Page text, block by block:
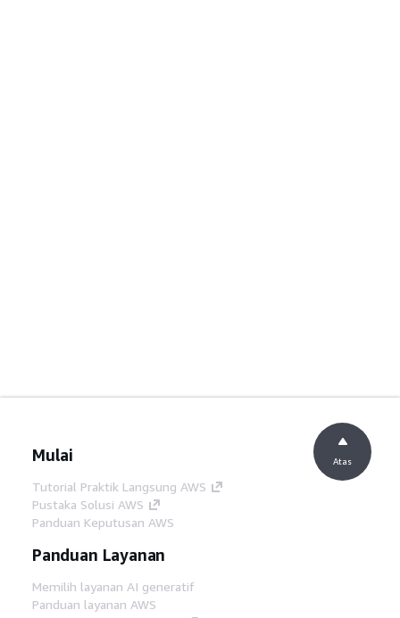
Mulai
Tutorial Praktik Langsung AWS
Pustaka Solusi AWS
Panduan Keputusan AWS
Panduan Layanan
Memilih layanan AI generatif
Panduan layanan AWS
Atas